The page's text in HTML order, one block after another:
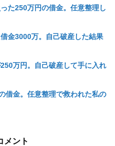
た250万円の借金。任意整理し
金3000万。自己破産した結果
万円。自己破産して手に入れ
借金。任意整理で救われた私の
メント